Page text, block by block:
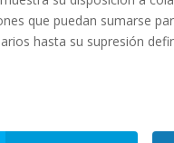
que puedan sumarse
hasta su supresión